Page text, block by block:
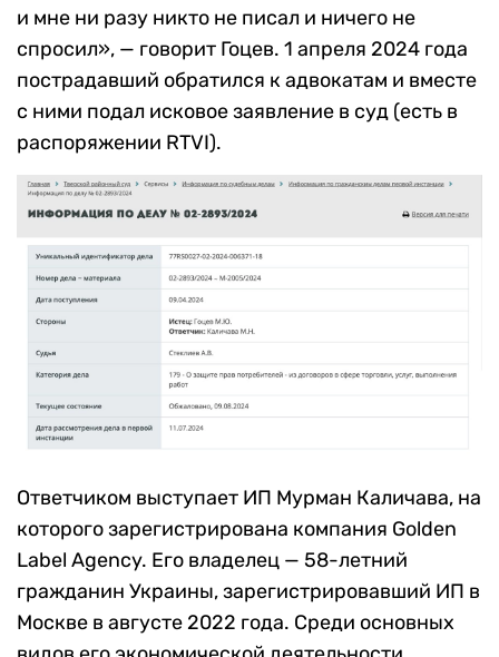
и мне ни разу никто не писал и ничего не
спросил», — говорит Гоцев. 1 апреля 2024 года
пострадавший обратился к адвокатам и вместе
с ними подал исковое заявление в суд (есть в
распоряжении RTVI).
Ответчиком выступает ИП Мурман Каличава, на
которого зарегистрирована компания Golden
Label Agency. Его владелец — 58-летний
гражданин Украины, зарегистрировавший ИП в
Москве в августе 2022 года. Среди основных